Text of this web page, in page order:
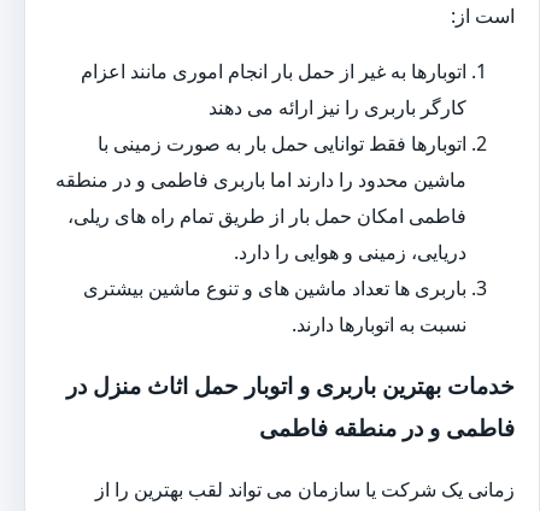
است از:
اتوبارها به غیر از حمل بار انجام اموری مانند اعزام
کارگر باربری را نیز ارائه می دهند
اتوبارها فقط توانایی حمل بار به صورت زمینی با
ماشین محدود را دارند اما باربری فاطمی و در منطقه
فاطمی امکان حمل بار از طریق تمام راه های ریلی،
دریایی، زمینی و هوایی را دارد.
باربری ها تعداد ماشین های و تنوع ماشین بیشتری
نسبت به اتوبارها دارند.
خدمات بهترین باربری و اتوبار حمل اثاث منزل در
فاطمی و در منطقه فاطمی
زمانی یک شرکت یا سازمان می تواند لقب بهترین را از